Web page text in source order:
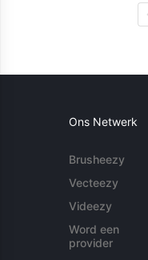
Ons Netwerk
Brusheezy
Vecteezy
Videezy
Word een
provider